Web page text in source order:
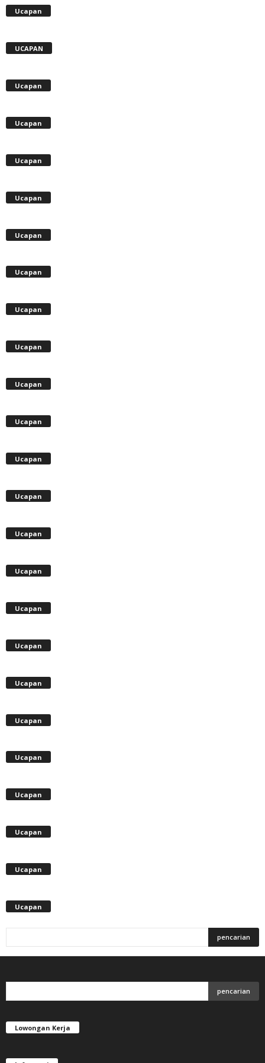
Ucapan
UCAPAN
Ucapan
Ucapan
Ucapan
Ucapan
Ucapan
Ucapan
Ucapan
Ucapan
Ucapan
Ucapan
Ucapan
Ucapan
Ucapan
Ucapan
Ucapan
Ucapan
Ucapan
Ucapan
Ucapan
Ucapan
Ucapan
Ucapan
Ucapan
Lowongan Kerja